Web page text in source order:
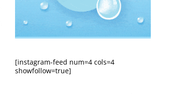
[instagram-feed num=4 cols=4
showfollow=true]